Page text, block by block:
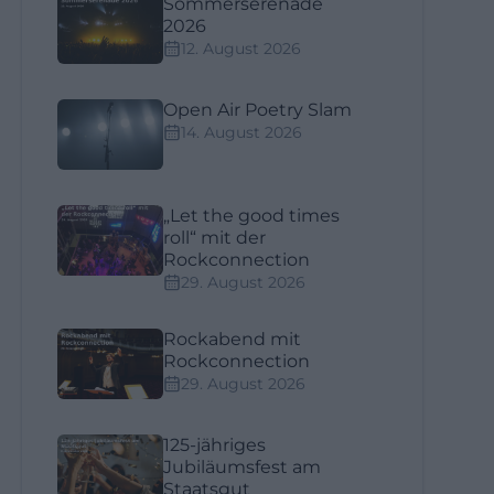
2026
12. August 2026
Open Air Poetry Slam
14. August 2026
„Let the good times
roll“ mit der
Rockconnection
29. August 2026
Rockabend mit
Rockconnection
29. August 2026
125-jähriges
Jubiläumsfest am
Staatsgut